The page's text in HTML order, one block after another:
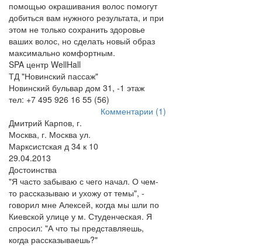
помощью окрашивания волос помогут
добиться вам нужного результата, и при
этом не только сохранить здоровье
ваших волос, но сделать новый образ
максимально комфортным.
SPA центр WellHall
ТД "Новинский пассаж"
Новинский бульвар дом 31, -1 этаж
тел: +7 495 926 16 55 (56)
Комментарии (1)
Дмитрий Карпов, г.
Москва, г. Москва ул.
Марксистская д 34 к 10
29.04.2013
Достоинства
"Я часто забываю с чего начал. О чем-
то рассказываю и ухожу от темы", -
говорил мне Алексей, когда мы шли по
Киевской улице у м. Студенческая. Я
спросил: "А что ты представляешь,
когда рассказываешь?"